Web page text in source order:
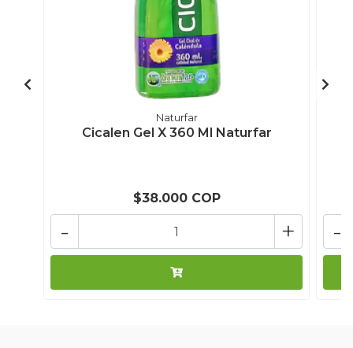
Naturfar
Cicalen Gel X 360 Ml Naturfar
$38.000 COP
+
- -